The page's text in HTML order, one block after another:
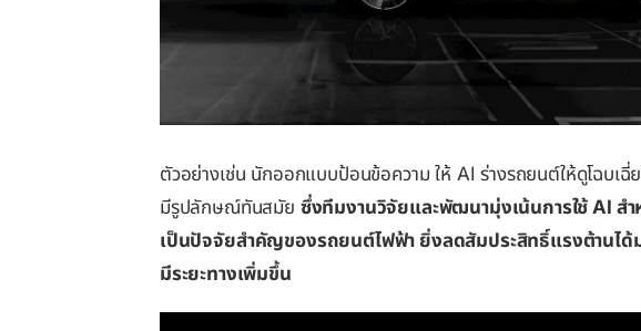
ตัวอย่างเช่น นักออกแบบป้อนข้อความ ให้ AI ร่างรถยนต์ให้ดูโฉบเ
มีรูปลักษณ์ทันสมัย ซึ่งทีมงานวิจัยและพัฒนามุ่งเน้นการใช้ AI ส
เป็นปัจจัยสำคัญของรถยนต์ไฟฟ้า ยิ่งลดสัมประสิทธิ์แรงต้านได้
มีระยะทางเพิ่มขึ้น